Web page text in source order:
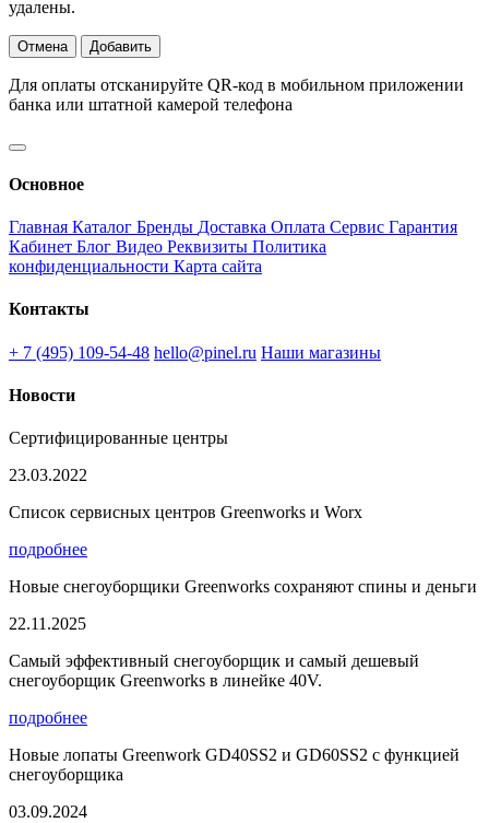
удалены.
Отмена Добавить
Для оплаты отсканируйте QR-код в мобильном приложении
банка или штатной камерой телефона
Основное
Главная Каталог Бренды Доставка Оплата Сервис Гарантия
Кабинет Блог Видео Реквизиты Политика
конфиденциальности Карта сайта
Контакты
+ 7 (495) 109-54-48 hello@pinel.ru Наши магазины
Новости
Сертифицированные центры
23.03.2022
Список сервисных центров Greenworks и Worx
подробнее
Новые снегоуборщики Greenworks сохраняют спины и деньги
22.11.2025
Самый эффективный снегоуборщик и самый дешевый
снегоуборщик Greenworks в линейке 40V.
подробнее
Новые лопаты Greenwork GD40SS2 и GD60SS2 с функцией
снегоуборщика
03.09.2024